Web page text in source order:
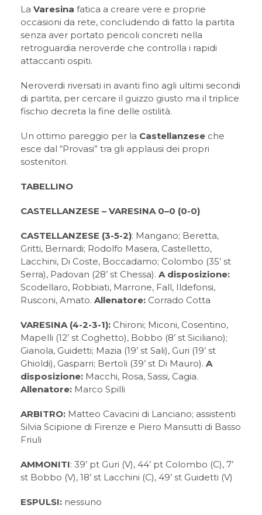
La Varesina fatica a creare vere e proprie
occasioni da rete, concludendo di fatto la partita
senza aver portato pericoli concreti nella
retroguardia neroverde che controlla i rapidi
attaccanti ospiti.
Neroverdi riversati in avanti fino agli ultimi secondi
di partita, per cercare il guizzo giusto ma il triplice
fischio decreta la fine delle ostilità.
Un ottimo pareggio per la Castellanzese che
esce dal “Provasi” tra gli applausi dei propri
sostenitori.
TABELLINO
CASTELLANZESE – VARESINA 0–0 (0-0)
CASTELLANZESE (3-5-2): Mangano; Beretta,
Gritti, Bernardi; Rodolfo Masera, Castelletto,
Lacchini, Di Coste, Boccadamo; Colombo (35’ st
Serra), Padovan (28’ st Chessa). A disposizione:
Scodellaro, Robbiati, Marrone, Fall, Ildefonsi,
Rusconi, Amato. Allenatore: Corrado Cotta
VARESINA (4-2-3-1): Chironi; Miconi, Cosentino,
Mapelli (12’ st Coghetto), Bobbo (8’ st Siciliano);
Gianola, Guidetti; Mazia (19’ st Sali), Guri (19’ st
Ghioldi), Gasparri; Bertoli (39’ st Di Mauro). A
disposizione: Macchi, Rosa, Sassi, Cagia.
Allenatore: Marco Spilli
ARBITRO: Matteo Cavacini di Lanciano; assistenti
Silvia Scipione di Firenze e Piero Mansutti di Basso
Friuli
AMMONITI: 39’ pt Guri (V), 44’ pt Colombo (C), 7’
st Bobbo (V), 18’ st Lacchini (C), 49’ st Guidetti (V)
ESPULSI: nessuno